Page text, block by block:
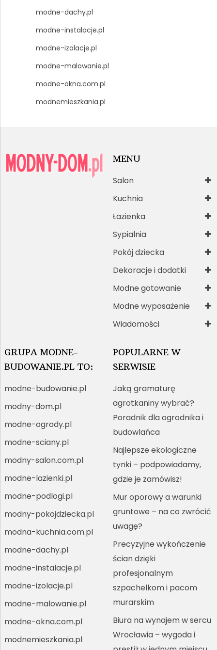
modne-dachy.pl
modne-instalacje.pl
modne-izolacje.pl
modne-malowanie.pl
modne-okna.com.pl
modnemieszkania.pl
MENU
Salon
Kuchnia
Łazienka
Sypialnia
Pokój dziecka
Dekoracje i dodatki
Modne gotowanie
Modne wyposażenie
Wiadomości
GRUPA MODNE-
BUDOWANIE.PL TO:
modne-budowanie.pl
modny-dom.pl
modne-ogrody.pl
modne-sciany.pl
modny-salon.com.pl
modne-lazienki.pl
modne-podlogi.pl
modny-pokojdziecka.pl
modna-kuchnia.com.pl
modne-dachy.pl
modne-instalacje.pl
modne-izolacje.pl
modne-malowanie.pl
modne-okna.com.pl
modnemieszkania.pl
POPULARNE W
SERWISIE
Jaką gramaturę
agrotkaniny wybrać?
Poradnik dla ogrodnika i
budowlańca
Najlepsze ekologiczne
tynki – podpowiadamy,
gdzie je zamówisz!
Mur oporowy a warunki
gruntowe – na co zwrócić
uwagę?
Precyzyjne wykończenie
ścian dzięki
profesjonalnym
szpachelkom i pacom
murarskim
Biura na wynajem w sercu
Wrocławia – wygoda i